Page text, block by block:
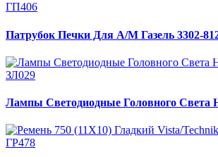
ГП406
Патрубок Печки Для А/М Газель 3302-
ЗЛ029
Лампы Светодиодные Головного Света
ГР478